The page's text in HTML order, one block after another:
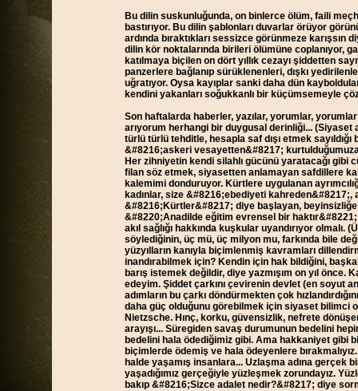
Bu dilin suskunluğunda, on binlerce ölüm, faili
bastırıyor. Bu dilin şablonları duvarlar örüyor
ardında bıraktıkları sessizce görünmeze
dilin kör noktalarında birileri ölümüne coplanıyor,
katılmaya biçilen on dört yıllık cezayı şiddetten
panzerlere bağlanıp sürüklenenleri, dışkı
uğratıyor. Oysa kayıplar sanki daha dün
kendini yakanları soğukkanlı bir küçümsemeyle
Son haftalarda haberler, yazılar, yorumlar,
arıyorum herhangi bir duygusal derinliği... (Siyaset
türlü türlü tehditle, hesapla saf dışı etmek
&#8216;askeri vesayetten&#8217;
Her zihniyetin kendi silahlı gücünü yaratacağı
filan söz etmek, siyasetten anlamayan safdillere
kalemimi donduruyor. Kürtlere uygulanan
kadınlar, size &#8216;ebediyeti kahreden&#8217;,
&#8216;Kürtler&#8217; diye başlayan,
&#8220;Anadilde eğitim evrensel bir
akıl sağlığı hakkında kuşkular uyandırıyor
söylediğinin, üç mü, üç milyon mu, farkında bile
yüzyılların kanıyla biçimlenmiş kavramları
inandırabilmek için? Kendin için hak bildiğini,
barış istemek değildir, diye yazmışım on yıl önce.
edeyim. Şiddet çarkını çevirenin devlet (en soyut
adımların bu çarkı döndürmekten çok
daha güç olduğunu görebilmek için siyaset bilimci
Nietzsche. Hınç, korku, güvensizlik, nefrete
arayışı... Süregiden savaş durumunun bedelini
bedelini hala ödediğimiz gibi. Ama hakkaniyet gibi
biçimlerde ödemiş ve hala ödeyenlere
halde yaşamış insanlara... Uzlaşma adına gerçek
yaşadığımız gerçeğiyle yüzleşmek zorundayız.
bakıp &#8216;Sizce adalet nedir?&#8217; diye